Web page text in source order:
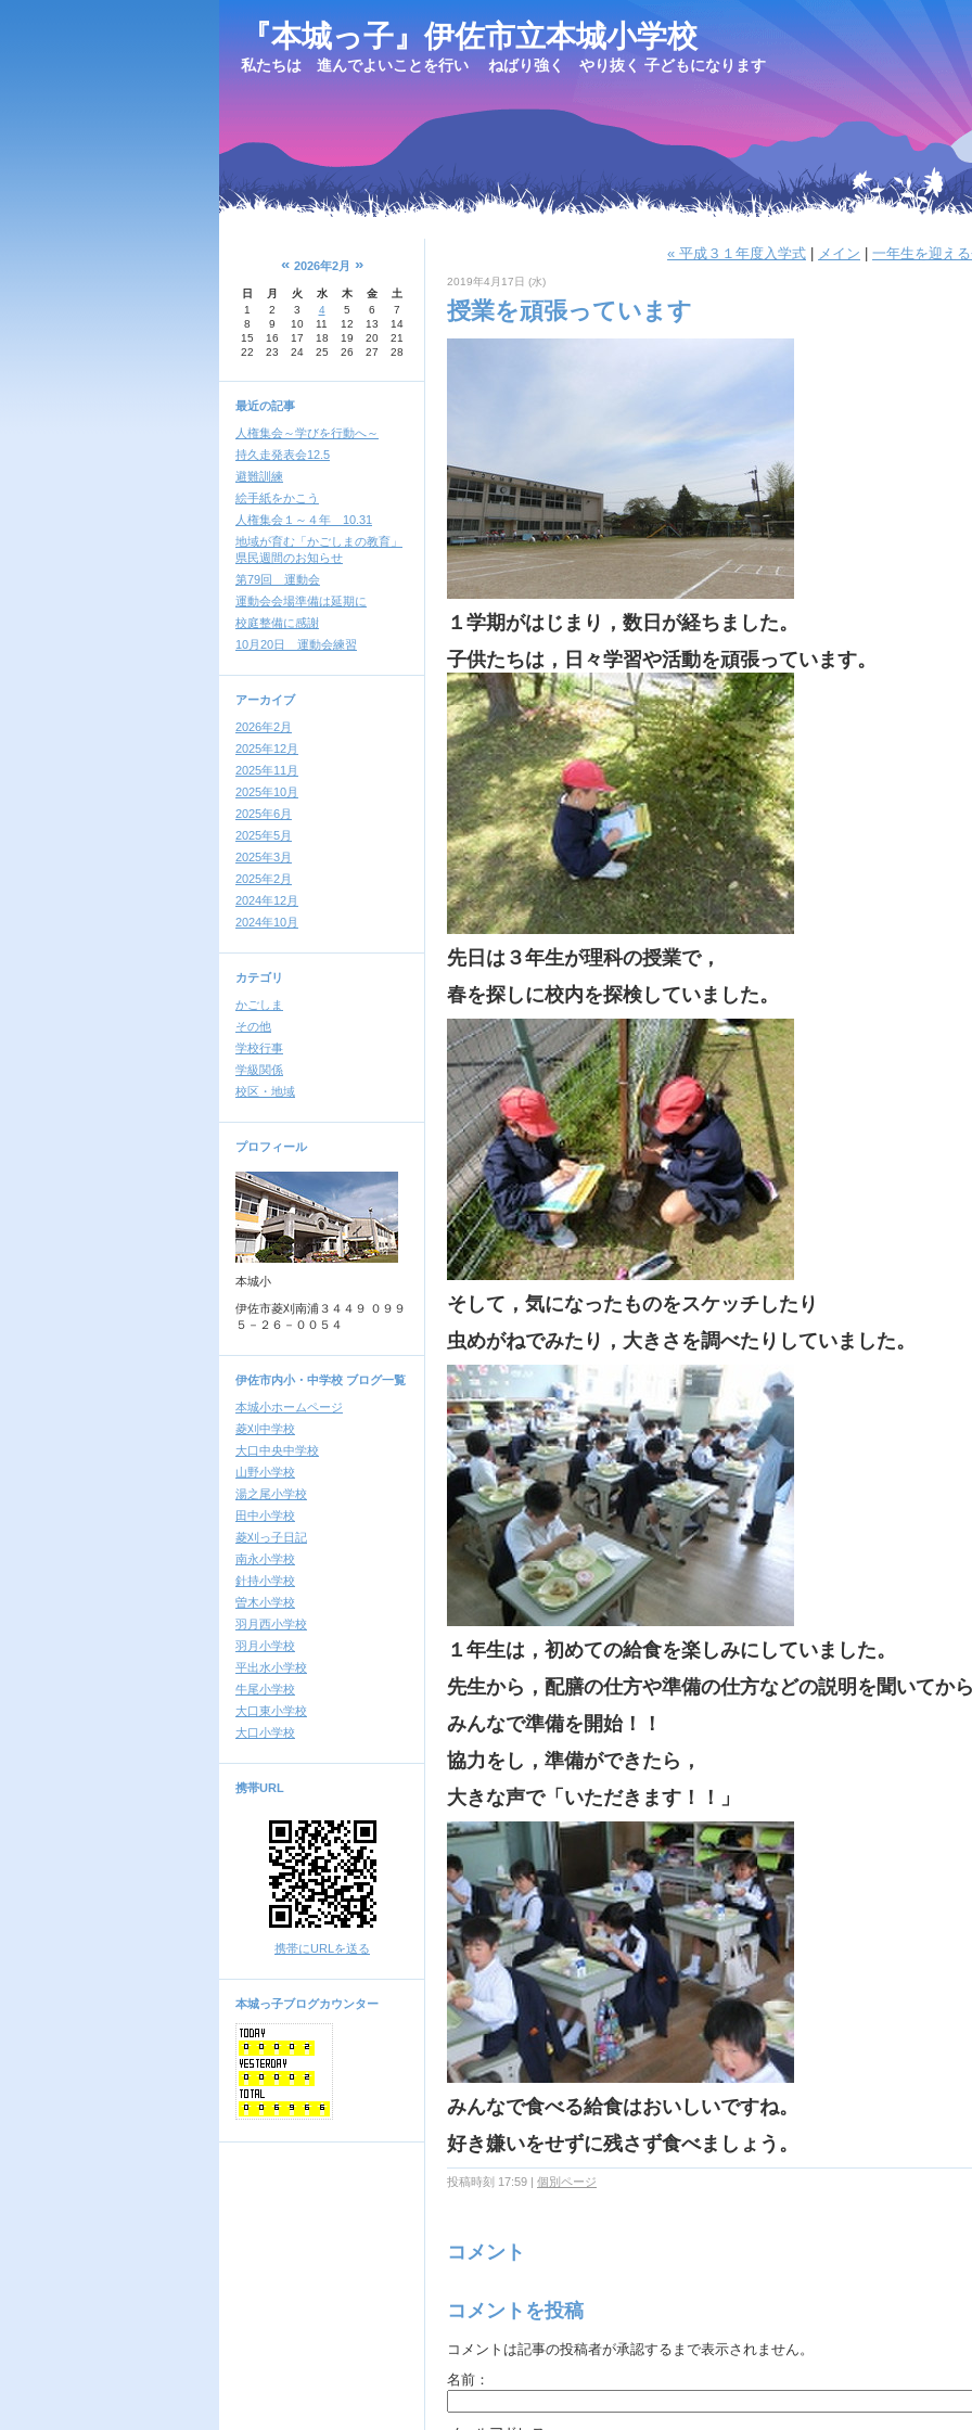
『本城っ子』伊佐市立本城小学校
私たちは 進んでよいことを行い ねばり強く やり抜く 子どもになります
« 2026年2月 »
日 月 火 水 木 金
土
1
2 3 4 5 6
7
8
9 10 11 12 13
14
15
16 17 18 19 20
21
22
23 24 25 26 27 28
最近の記事
人権集会～学びを行動へ～
持久走発表会12.5
避難訓練
絵手紙をかこう
人権集会１～４年 10.31
地域が育む「かごしまの教育」
県民週間のお知らせ
第79回 運動会
運動会会場準備は延期に
校庭整備に感謝
10月20日 運動会練習
アーカイブ
2026年2月
2025年12月
2025年11月
2025年10月
2025年6月
2025年5月
2025年3月
2025年2月
2024年12月
2024年10月
カテゴリ
かごしま
その他
学校行事
学級関係
校区・地域
プロフィール
本城小
伊佐市菱刈南浦３４４９ ０９９
５－２６－００５４
伊佐市内小・中学校 ブログ一覧
本城小ホームページ
菱刈中学校
大口中央中学校
山野小学校
湯之尾小学校
田中小学校
菱刈っ子日記
南永小学校
針持小学校
曽木小学校
羽月西小学校
羽月小学校
平出水小学校
牛尾小学校
大口東小学校
大口小学校
携帯URL
携帯にURLを送る
本城っ子ブログカウンター
« 平成３１年度入学式 メイン 一年生を迎え
2019年4月17日 (水)
授業を頑張っています
１学期がはじまり，数日が経ちました。
子供たちは，日々学習や活動を頑張っています。
先日は３年生が理科の授業で，
春を探しに校内を探検していました。
そして，気になったものをスケッチしたり
虫めがねでみたり，大きさを調べたりしていました。
１年生は，初めての給食を楽しみにしていました。
先生から，配膳の仕方や準備の仕方などの説明を聞いてか
みんなで準備を開始！！
協力をし，準備ができたら，
大きな声で「いただきます！！」
みんなで食べる給食はおいしいですね。
好き嫌いをせずに残さず食べましょう。
投稿時刻 17:59 | 個別ページ
コメント
コメントを投稿
コメントは記事の投稿者が承認するまで表示されません。
名前：